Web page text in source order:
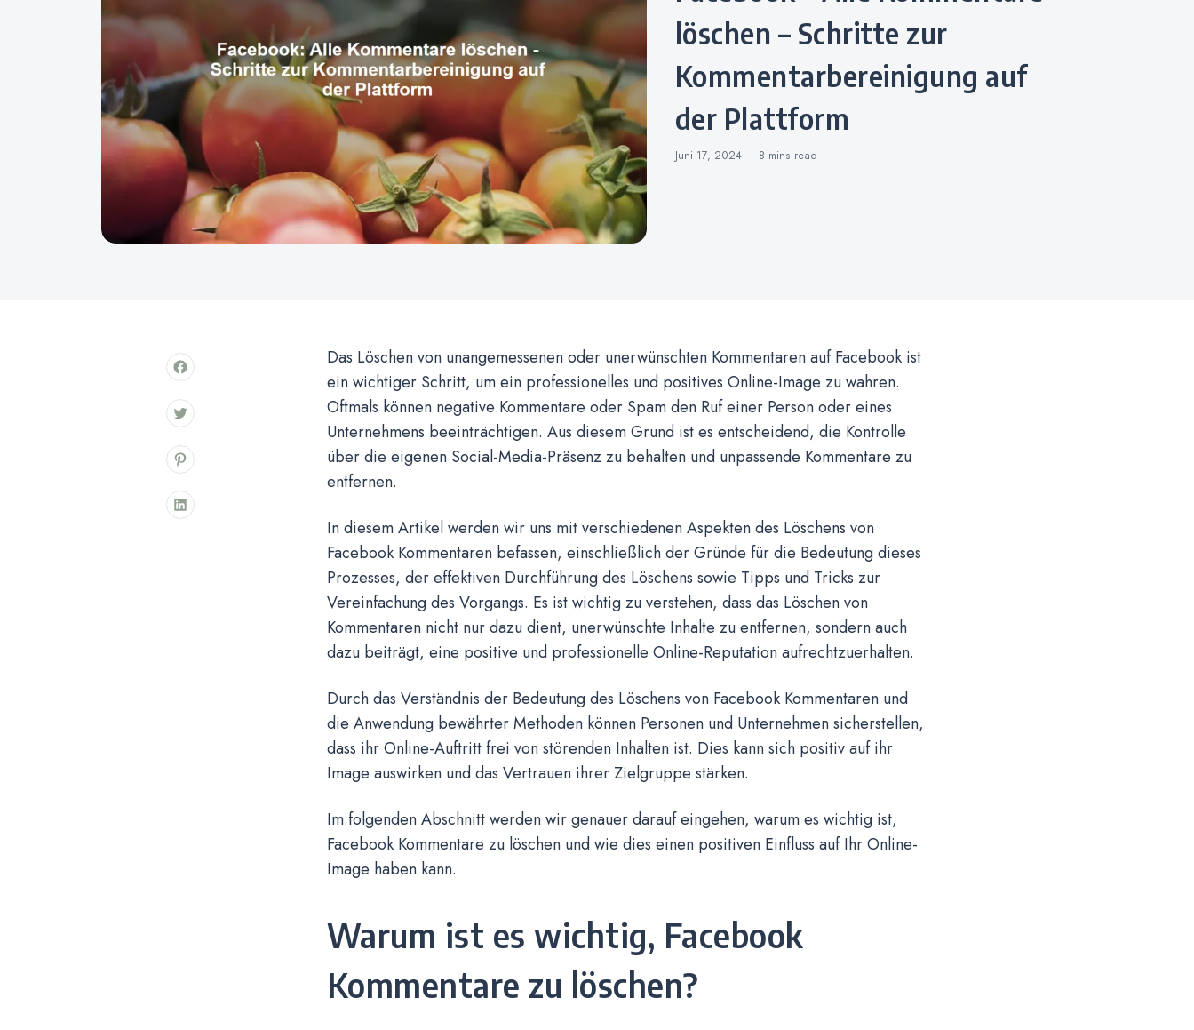
löschen – Schritte zur
Kommentarbereinigung auf
der Plattform
Juni 17, 2024 8 mins read
Das Löschen von unangemessenen oder unerwünschten Kommentaren auf Facebook ist
ein wichtiger Schritt, um ein professionelles und positives Online-Image zu wahren.
Oftmals können negative Kommentare oder Spam den Ruf einer Person oder eines
Unternehmens beeinträchtigen. Aus diesem Grund ist es entscheidend, die Kontrolle
über die eigenen Social-Media-Präsenz zu behalten und unpassende Kommentare zu
entfernen.
In diesem Artikel werden wir uns mit verschiedenen Aspekten des Löschens von
Facebook Kommentaren befassen, einschließlich der Gründe für die Bedeutung dieses
Prozesses, der effektiven Durchführung des Löschens sowie Tipps und Tricks zur
Vereinfachung des Vorgangs. Es ist wichtig zu verstehen, dass das Löschen von
Kommentaren nicht nur dazu dient, unerwünschte Inhalte zu entfernen, sondern auch
dazu beiträgt, eine positive und professionelle Online-Reputation aufrechtzuerhalten.
Durch das Verständnis der Bedeutung des Löschens von Facebook Kommentaren und
die Anwendung bewährter Methoden können Personen und Unternehmen sicherstellen,
dass ihr Online-Auftritt frei von störenden Inhalten ist. Dies kann sich positiv auf ihr
Image auswirken und das Vertrauen ihrer Zielgruppe stärken.
Im folgenden Abschnitt werden wir genauer darauf eingehen, warum es wichtig ist,
Facebook Kommentare zu löschen und wie dies einen positiven Einfluss auf Ihr Online-
Image haben kann.
Warum ist es wichtig, Facebook
Kommentare zu löschen?